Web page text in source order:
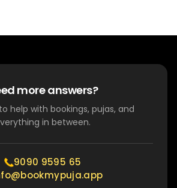
more answers?
help with bookings, pujas, and
in between.
9090 9595 65